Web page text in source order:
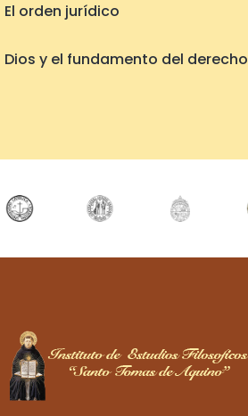
El orden jurídico
Dios y el fundamento del derecho